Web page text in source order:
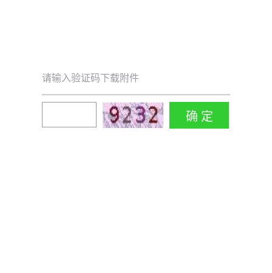
请输入验证码下载附件